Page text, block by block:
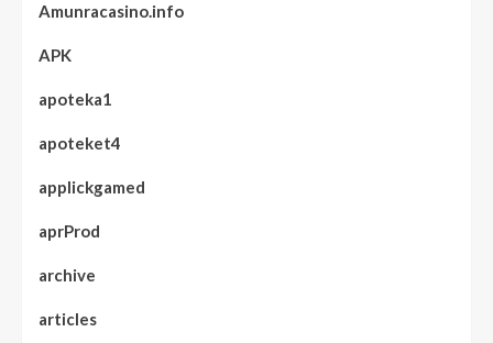
Amunracasino.info
APK
apoteka1
apoteket4
applickgamed
aprProd
archive
articles